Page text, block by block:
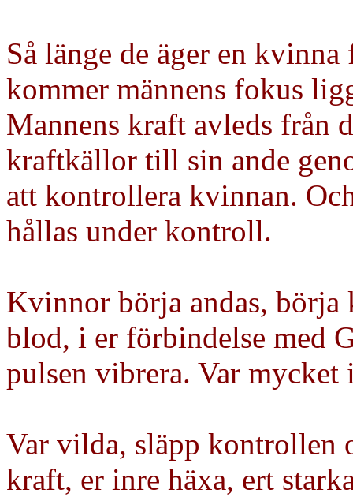
Så länge de äger en
kommer männens fokus
Mannens kraft avleds från
kraftkällor till sin ande
att kontrollera kvinnan.
hållas under kontroll.
Kvinnor börja andas, börja
blod, i er förbindelse med
pulsen vibrera. Var
Var vilda, släpp kontrollen
kraft, er inre häxa, ert